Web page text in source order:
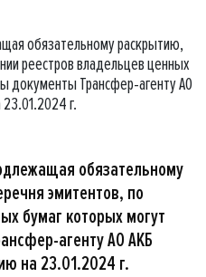
обязательному раскрытию,
реестров владельцев ценных
документы Трансфер-агенту АО
г.
обязательному
эмитентов, по
бумаг которых могут
агенту АО АКБ
на 23.01.2024 г.